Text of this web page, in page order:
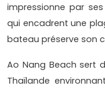
impressionne par
qui encadrent une
bateau préserve son
Ao Nang Beach sert
Thaïlande